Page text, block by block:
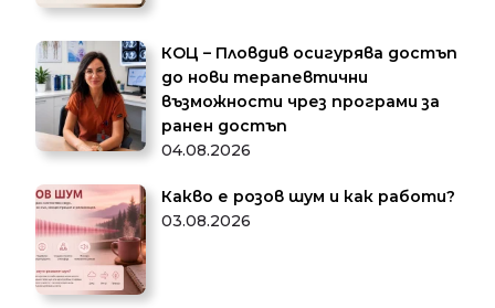
КОЦ – Пловдив осигурява достъп
до нови терапевтични
възможности чрез програми за
ранен достъп
04.08.2026
Какво е розов шум и как работи?
03.08.2026